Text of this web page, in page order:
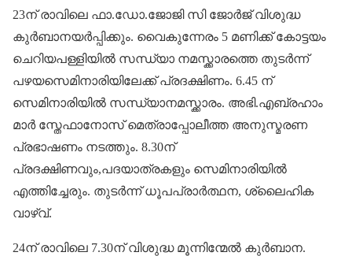
23ന് രാവിലെ ഫാ.ഡോ.ജോജി സി ജോർജ് വിശുദ്ധ
കുർബാനയർപ്പിക്കും. വൈകുന്നേരം 5 മണിക്ക് കോട്ടയം
ചെറിയപള്ളിയിൽ സന്ധ്യാ നമസ്ക്കാരത്തെ തുടർന്ന്
പഴയസെമിനാരിയിലേക്ക് പ്രദക്ഷിണം. 6.45 ന്
സെമിനാരിയിൽ സന്ധ്യാനമസ്ക്കാരം. അഭി.എബ്രഹാം
മാർ സ്തേഫാനോസ് മെത്രാപ്പോലീത്ത അനുസ്മരണ
പ്രഭാഷണം നടത്തും. 8.30ന്
പ്രദക്ഷിണവും,പദയാത്രകളും സെമിനാരിയിൽ
എത്തിച്ചേരും. തുടർന്ന് ധൂപപ്രാർത്ഥന, ശ്ലൈഹിക
വാഴ്വ്.
24ന് രാവിലെ 7.30ന് വിശുദ്ധ മൂന്നിന്മേൽ കുർബാന.